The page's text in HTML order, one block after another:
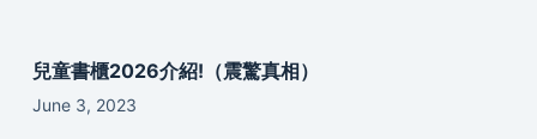
兒童書櫃2026介紹!（震驚真相）
June 3, 2023